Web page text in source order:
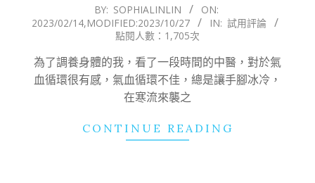
02-
BY: SOPHIALINLIN
ON:
2023/02/14,MODIFIED:2023/10/27 IN: 試用評論
點閱人數：1,705次
為了調養身體的我，看了一段時間的中醫，對於氣
血循環很有感，氣血循環不佳，總是讓手腳冰冷，
在寒流來襲之
CONTINUE READING